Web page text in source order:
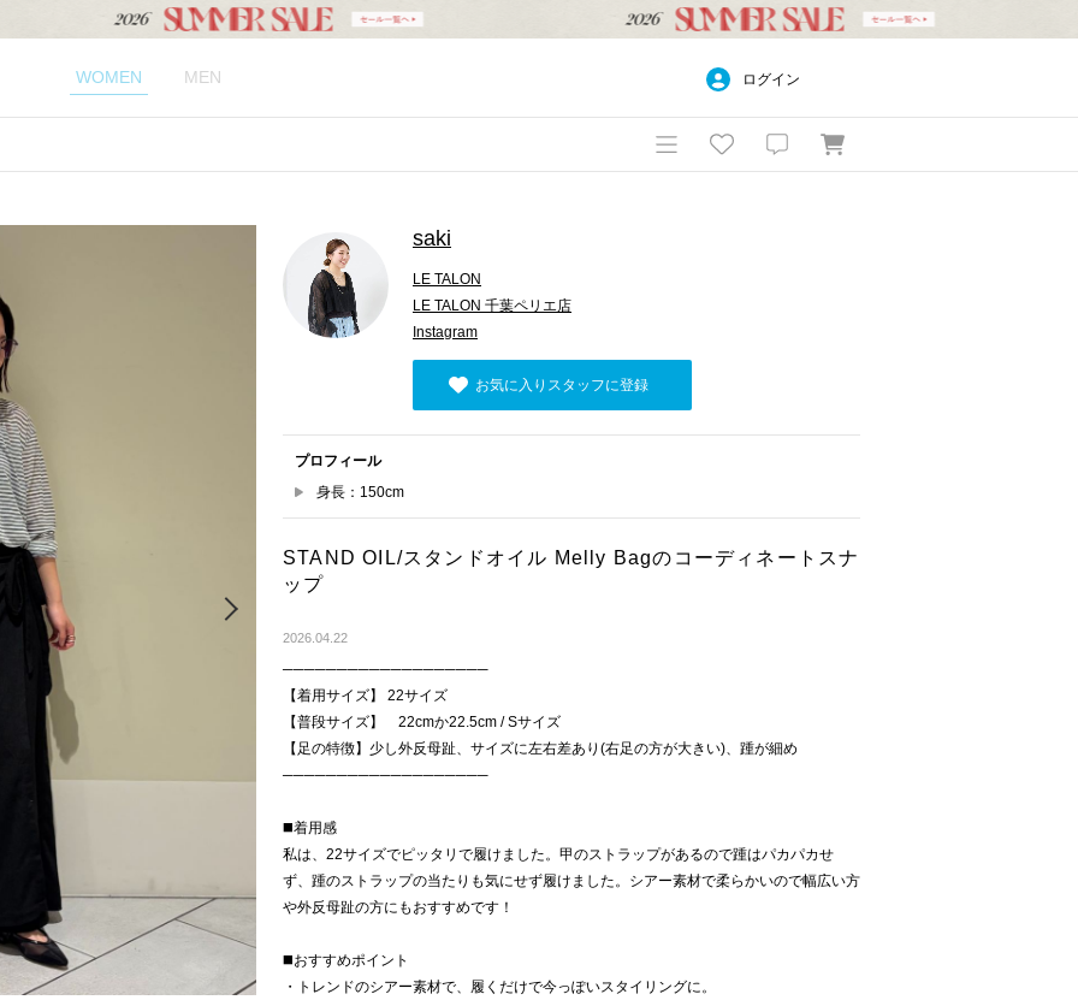
WOMEN MEN ログイン
saki
LE TALON
LE TALON 千葉ペリエ店
Instagram
お気に入りスタッフに登録
プロフィール
身長：150cm
STAND OIL/スタンドオイル Melly Bagのコーディネートスナ
ップ
2026.04.22
───────────────────
【着用サイズ】 22サイズ
【普段サイズ】 22cmか22.5cm / Sサイズ
【足の特徴】少し外反母趾、サイズに左右差あり(右足の方が大きい)、踵が細め
───────────────────
◼️着用感
私は、22サイズでピッタリで履けました。甲のストラップがあるので踵はパカパカせ
ず、踵のストラップの当たりも気にせず履けました。シアー素材で柔らかいので幅広い方
や外反母趾の方にもおすすめです！
◼️おすすめポイント
・トレンドのシアー素材で、履くだけで今っぽいスタイリングに。